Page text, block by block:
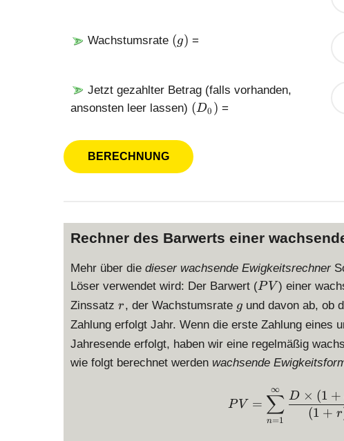
Wachstumsrate (
(g) =
Jetzt gezahlter Betrag (falls vorhanden,
ansonsten leer lassen) (
0
)
(D0 ) =
Rechner des Barwerts einer
Mehr über die dieser wachsende Ewigkeitsrechner
Löser verwendet wird: Der Barwert (P
V
PV ) einer
Zinssatz r
r, der Wachstumsrate g
g und davon ab, ob
Zahlung erfolgt Jahr. Wenn die erste Zahlung eines
Jahresende erfolgt, haben wir eine regelmäßig
wie folgt berechnet werden wachsende
PV =
n=1
∑
∞
(1 + r
D × (1 +